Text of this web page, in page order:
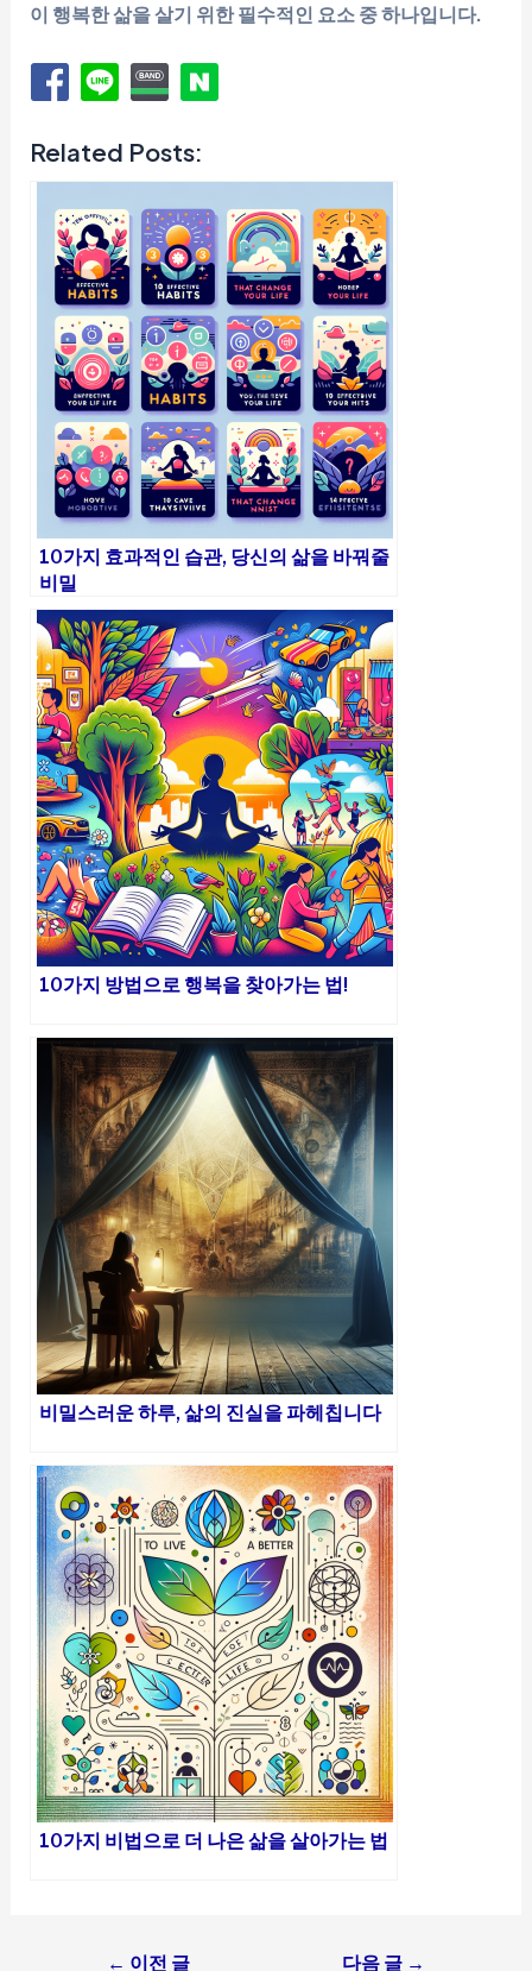
이 행복한 삶을 살기 위한 필수적인 요소 중 하나입니다.
Related Posts:
10가지 효과적인 습관, 당신의 삶을 바꿔줄
비밀
10가지 방법으로 행복을 찾아가는 법!
비밀스러운 하루, 삶의 진실을 파헤칩니다
10가지 비법으로 더 나은 삶을 살아가는 법
Post
← 이전 글 다음 글 →